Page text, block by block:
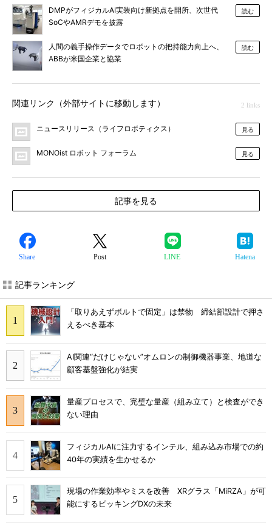
DMPがフィジカルAI実装向け新拠点を開所、次世代
SoCやAMRデモを披露
読む
人間の義手操作データでロボットの把持能力向上へ、
ABBが米国企業と協業
読む
関連リンク（外部サイトに移動します） 2 links
ニュースリリース（ライフロボティクス） 見る
MONOist ロボット フォーラム 見る
記事を見る
Share Post LINE Hatena
記事ランキング
「取りあえずボルトで固定」は禁物 締結部設計で押さ
えるべき基本
AI関連“だけじゃない”オムロンの制御機器事業、地道な
顧客基盤強化が結実
量産プロセスで、完璧な量産（組み立て）と検査ができ
ない理由
フィジカルAIに注力するインテル、組み込み市場での約
40年の実績を生かせるか
現場の作業効率やミスを改善 XRグラス「MiRZA」が可
能にするピッキングDXの未来